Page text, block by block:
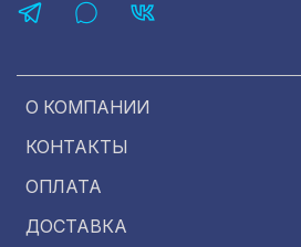
О КОМПАНИИ
КОНТАКТЫ
ОПЛАТА
ДОСТАВКА